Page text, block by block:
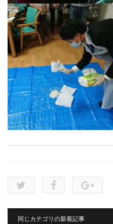
同じカテゴリの新着記事